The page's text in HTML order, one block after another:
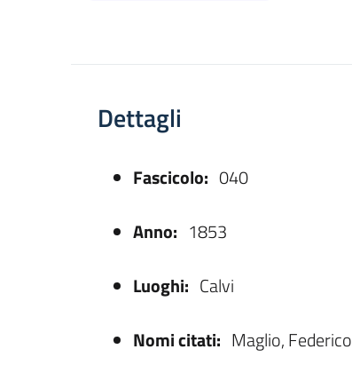
Dettagli
Fascicolo: 040
Anno: 1853
Luoghi: Calvi
Nomi citati: Maglio, Federico